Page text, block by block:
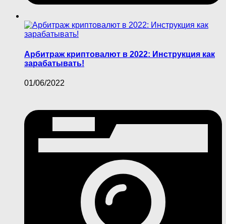
Арбитраж криптовалют в 2022: Инструкция как
зарабатывать!
01/06/2022